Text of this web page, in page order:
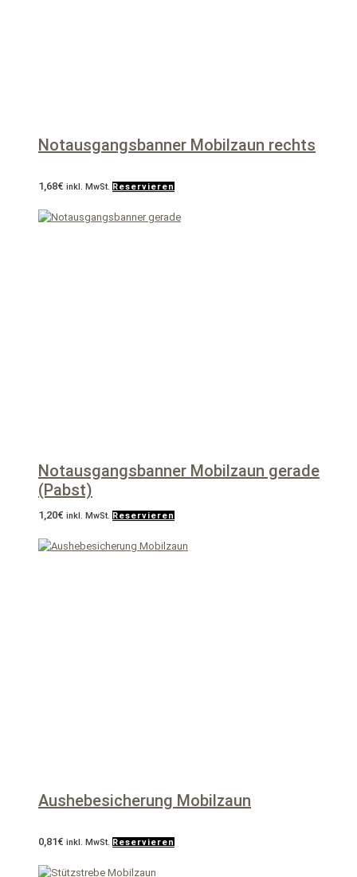
Notausgangsbanner Mobilzaun rechts
1,68€ inkl. MwSt. Reservieren
Notausgangsbanner Mobilzaun gerade
(Pabst)
1,20€ inkl. MwSt. Reservieren
Aushebesicherung Mobilzaun
0,81€ inkl. MwSt. Reservieren